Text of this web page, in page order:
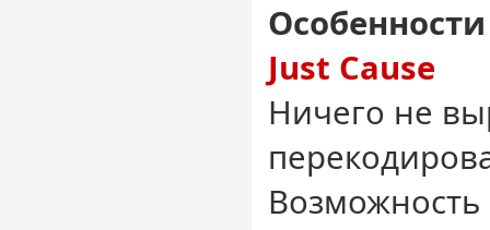
Just Cause
Ничего не